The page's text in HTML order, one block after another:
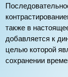
также в
добавляется к
целью которой
сохранении